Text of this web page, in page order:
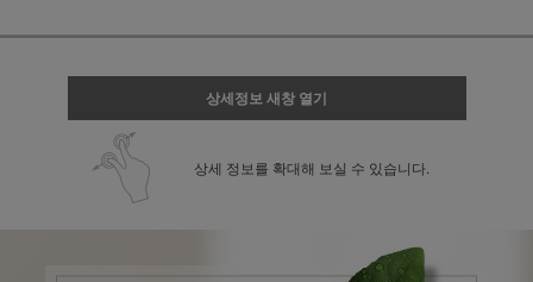
상세정보 새창 열기
상세 정보를 확대해 보실 수 있습니다.